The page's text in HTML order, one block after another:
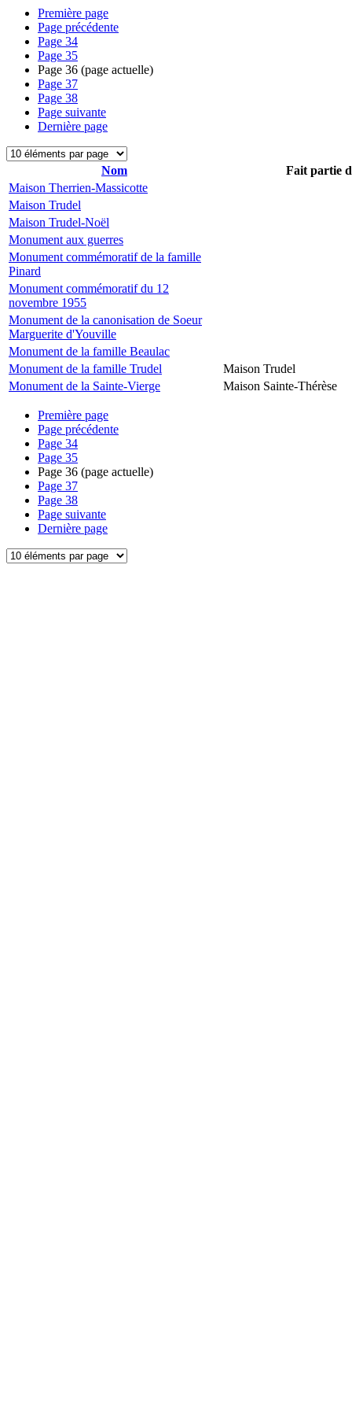
Première page
Page précédente
Page 34
Page 35
Page 36 (page actuelle)
Page 37
Page 38
Page suivante
Dernière page
Nom
Fait partie
Maison Therrien-Massicotte
Maison Trudel
Maison Trudel-Noël
Monument aux guerres
Monument commémoratif de la famille
Pinard
Monument commémoratif du 12
novembre 1955
Monument de la canonisation de Soeur
Marguerite d'Youville
Monument de la famille Beaulac
Monument de la famille Trudel
Maison Trudel
Monument de la Sainte-Vierge
Maison Sainte-Thérèse
Première page
Page précédente
Page 34
Page 35
Page 36 (page actuelle)
Page 37
Page 38
Page suivante
Dernière page